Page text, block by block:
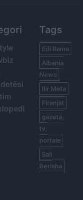
Tags
Edi Rama
Albania
News
Ilir Meta
Piranjat
gazeta,
tv,
portale
Sali
Berisha